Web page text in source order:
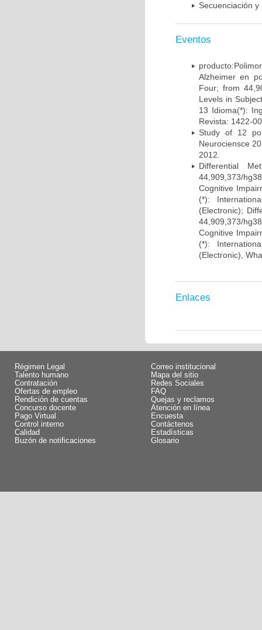
Secuenciación
Eventos
Alzheimer en
Four; from
Levels in
13 Idioma(*):
Revista: 1422-
Study of 12
Neurociensce
2012.
Differential
44,909,373/
Cognitive
(*):
(Electronic);
44,909,373/
Cognitive
(*):
(Electronic),
Enlaces
Régimen Legal
Talento humano
Contratación
Ofertas de empleo
Rendición de cuentas
Concurso docente
Pago Virtual
Control interno
Calidad
Buzón de notificaciones
Correo institucional
Mapa del sitio
Redes Sociales
FAQ
Quejas y reclamos
Atención en línea
Encuesta
Contáctenos
Estadísticas
Glosario